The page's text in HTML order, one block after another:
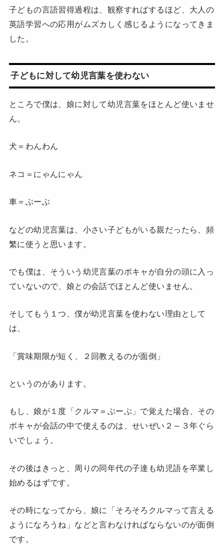
子どもの言語習得過程は、観察すればするほど、大人の
英語学習への応用がムズカしく感じるようになってきま
した。
子どもに対して幼児言葉を使わない
ところで僕は、娘に対して幼児言葉をほとんど使いませ
ん。
犬＝わんわん
ネコ＝にゃんにゃん
車＝ぶーぶ
などの幼児言葉は、小さい子どもがいる親だったら、頻
繁に使うと思います。
でも僕は、そういう幼児言葉のボキャが自分の頭に入っ
ていないので、娘との会話でほとんど使いません。
そしてもう１つ、僕が幼児言葉を使わない理由として
は、
「賞味期限が短く、２回教えるのが面倒」
というのがあります。
もし、娘が１度「クルマ＝ぶーぶ」で覚えた場合、その
ボキャが会話の中で使えるのは、せいぜい２～３年ぐら
いでしょう。
その後はきっと、周りの同年代の子達も幼児語を卒業し
始めるはずです。
その時になってから、娘に「そろそろクルマって言える
ようになろうね」などと言わなければならないのが面倒
です。